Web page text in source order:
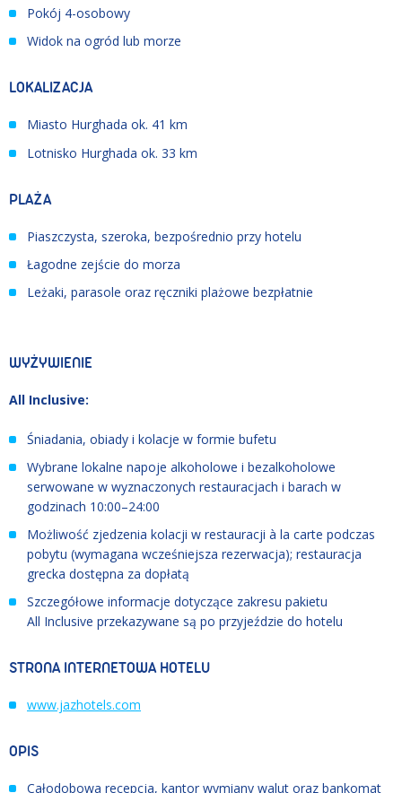
Pokój 4-osobowy
Widok na ogród lub morze
LOKALIZACJA
Miasto Hurghada ok. 41 km
Lotnisko Hurghada ok. 33 km
PLAŻA
Piaszczysta, szeroka, bezpośrednio przy hotelu
Łagodne zejście do morza
Leżaki, parasole oraz ręczniki plażowe bezpłatnie
WYŻYWIENIE
All Inclusive:
Śniadania, obiady i kolacje w formie bufetu
Wybrane lokalne napoje alkoholowe i bezalkoholowe
serwowane w wyznaczonych restauracjach i barach w
godzinach 10:00–24:00
Możliwość zjedzenia kolacji w restauracji à la carte podczas
pobytu (wymagana wcześniejsza rezerwacja); restauracja
grecka dostępna za dopłatą
Szczegółowe informacje dotyczące zakresu pakietu
All Inclusive przekazywane są po przyjeździe do hotelu
STRONA INTERNETOWA HOTELU
www.jazhotels.com
OPIS
Całodobowa recepcja, kantor wymiany walut oraz bankomat